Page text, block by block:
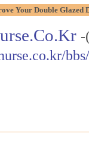
Your Double Glazed
-